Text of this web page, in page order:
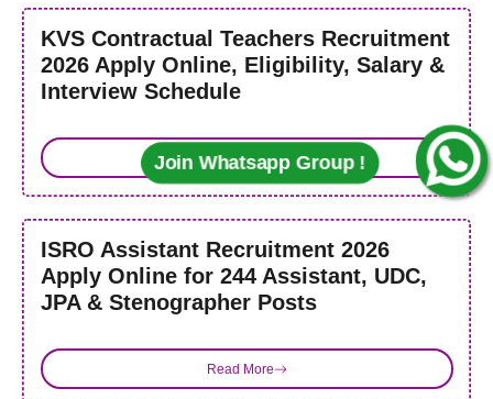
KVS Contractual Teachers Recruitment
2026 Apply Online, Eligibility, Salary &
Interview Schedule
Read More
ISRO Assistant Recruitment 2026
Apply Online for 244 Assistant, UDC,
JPA & Stenographer Posts
Read More
Join Whatsapp Group !